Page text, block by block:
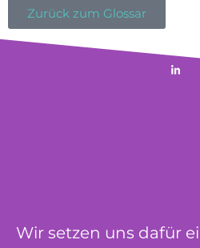
Zurück zum Glossar
Wir setzen uns dafür